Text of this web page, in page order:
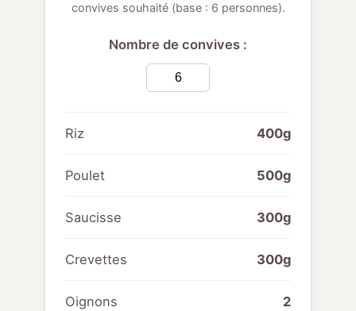
convives souhaité (base : 6 personnes).
Nombre de convives :
Riz 400g
Poulet 500g
Saucisse 300g
Crevettes 300g
Oignons 2